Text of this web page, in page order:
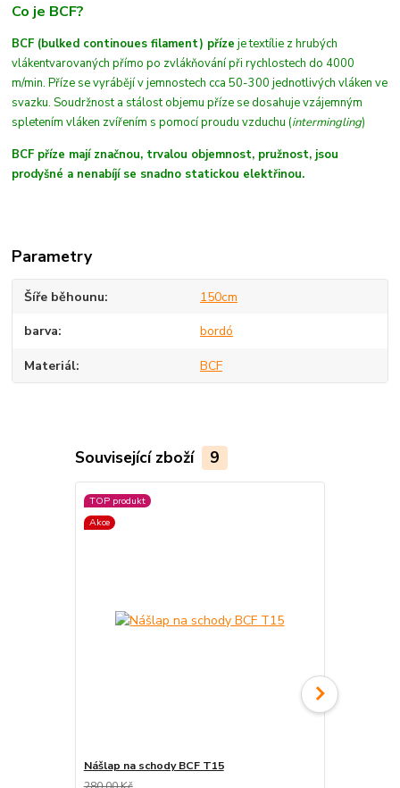
Co je BCF?
BCF (bulked continoues filament) příze je textílie z hrubých
vlákentvarovanýchpřímo po zvlákňování při rychlostech do 4000
m/min. Příze se vyrábějí v jemnostech cca 50-300 jednotlivých vláken ve
svazku. Soudržnost a stálost objemu příze se dosahuje vzájemným
spletením vláken zvířením s pomocí proudu vzduchu (intermingling)
BCF příze mají značnou, trvalou objemnost, pružnost, jsou
prodyšné a nenabíjí se snadno statickou elektřinou.
Parametry
Šíře běhounu 150cm
barva bordó
Materiál BCF
Související zboží 9
TOP produkt
Akce
Nášlap na schody BCF T15